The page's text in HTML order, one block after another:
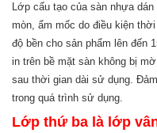
Lớp cấu tạo của sàn nhựa
mòn, ẩm mốc do điều kiện
độ bền cho sản phẩm lên đến
in trên bề mặt sàn không bị
sau thời gian dài sử dụng.
trong quá trình sử dụng.
Lớp thứ ba là lớp